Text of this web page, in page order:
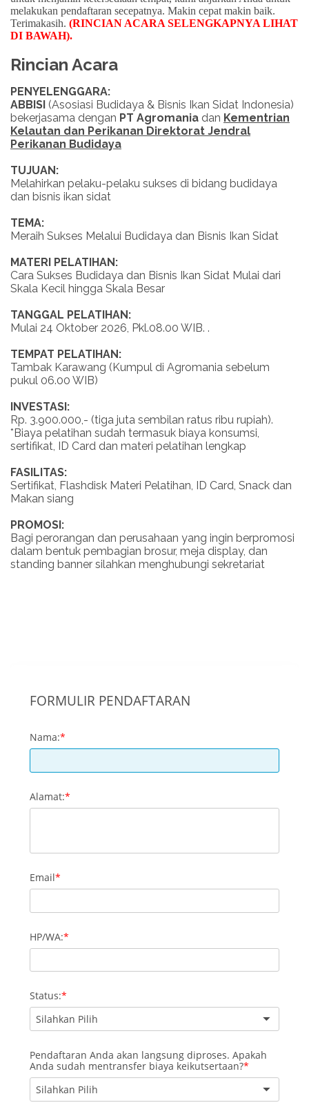
melakukan pendaftaran secepatnya. Makin cepat makin baik.
Terimakasih. (RINCIAN ACARA SELENGKAPNYA LIHAT
DI BAWAH).
Rincian Acara
PENYELENGGARA:
ABBISI (Asosiasi Budidaya & Bisnis Ikan Sidat Indonesia)
bekerjasama dengan PT Agromania dan Kementrian
Kelautan dan Perikanan Direktorat Jendral
Perikanan Budidaya
TUJUAN:
Melahirkan pelaku-pelaku sukses di bidang budidaya
dan bisnis ikan sidat
TEMA:
Meraih Sukses Melalui Budidaya dan Bisnis Ikan Sidat
MATERI PELATIHAN:
Cara Sukses Budidaya dan Bisnis Ikan Sidat Mulai dari
Skala Kecil hingga Skala Besar
TANGGAL PELATIHAN:
Mulai 24 Oktober 2026, Pkl.08.00 WIB. .
TEMPAT PELATIHAN:
Tambak Karawang (Kumpul di Agromania sebelum
pukul 06.00 WIB)
INVESTASI:
Rp. 3.900.000,- (tiga juta sembilan ratus ribu rupiah).
*Biaya pelatihan sudah termasuk biaya konsumsi,
sertifikat, ID Card dan materi pelatihan lengkap
FASILITAS:
Sertifikat, Flashdisk Materi Pelatihan, ID Card, Snack dan
Makan siang
PROMOSI:
Bagi perorangan dan perusahaan yang ingin berpromosi
dalam bentuk pembagian brosur, meja display, dan
standing banner silahkan menghubungi sekretariat